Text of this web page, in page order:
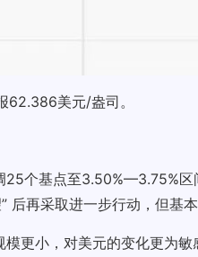
62.386美元/盎司。
个基点至3.50%—3.75%
再采取进一步行动，但基本
更小，对美元的变化更为